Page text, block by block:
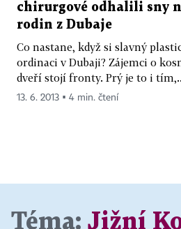
chirurgové odhalili sny
rodin z Dubaje
Co nastane, když si slavný
ordinaci v Dubaji? Zájemci o
dveří stojí fronty. Prý je to i
13. 6. 2013 ▪ 4 min. čtení
Téma: Jižní